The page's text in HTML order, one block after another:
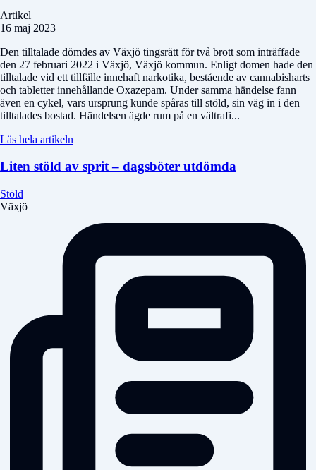
Artikel
16 maj 2023
Den tilltalade dömdes av Växjö tingsrätt för två brott som inträffade
den 27 februari 2022 i Växjö, Växjö kommun. Enligt domen hade den
tilltalade vid ett tillfälle innehaft narkotika, bestående av cannabisharts
och tabletter innehållande Oxazepam. Under samma händelse fann
även en cykel, vars ursprung kunde spåras till stöld, sin väg in i den
tilltalades bostad. Händelsen ägde rum på en vältrafi...
Läs hela artikeln
Liten stöld av sprit – dagsböter utdömda
Stöld
Växjö